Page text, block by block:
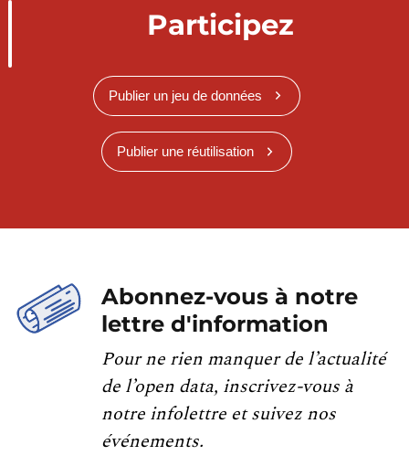
Participez
Publier un jeu de données
Publier une réutilisation
Abonnez-vous à notre
lettre d'information
Pour ne rien manquer de l’actualité
de l’open data, inscrivez-vous à
notre infolettre et suivez nos
événements.